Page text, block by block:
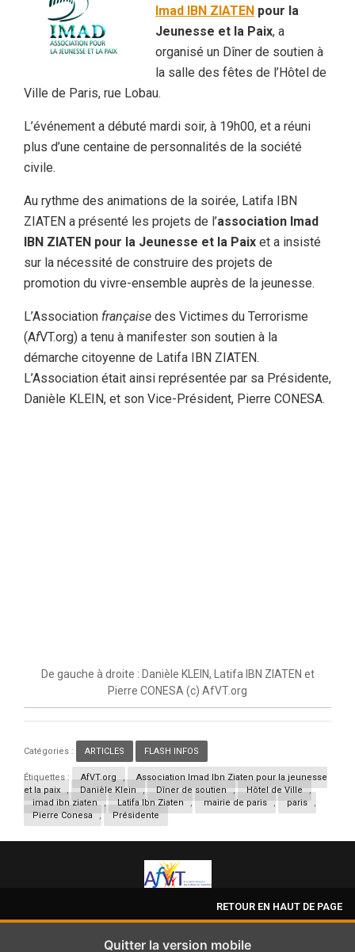
Imad IBN ZIATEN pour la
Jeunesse et la Paix, a
organisé un Dîner de soutien à
la salle des fêtes de l’Hôtel de
Ville de Paris, rue Lobau.
L’événement a débuté mardi soir, à 19h00, et a réuni
plus d’une centaine de personnalités de la société
civile.
Au rythme des animations de la soirée, Latifa IBN
ZIATEN a présenté les projets de l’association Imad
IBN ZIATEN pour la Jeunesse et la Paix et a insisté
sur la nécessité de construire des projets de
promotion du vivre-ensemble auprès de la jeunesse.
L’Association française des Victimes du Terrorisme
(AfVT.org) a tenu à manifester son soutien à la
démarche citoyenne de Latifa IBN ZIATEN.
L’Association était ainsi représentée par sa Présidente,
Danièle KLEIN, et son Vice-Président, Pierre CONESA.
De gauche à droite : Danièle KLEIN, Latifa IBN ZIATEN et
Pierre CONESA (c) AfVT.org
Catégories : ARTICLES FLASH INFOS
Étiquettes : AfVT.org ,
Association Imad Ibn Ziaten pour la jeunesse
et la paix
, Danièle Klein , Dîner de soutien , Hôtel de Ville
,
imad ibn ziaten
, Latifa Ibn Ziaten , mairie de paris , paris
,
Pierre Conesa
, Présidente
RETOUR EN HAUT DE PAGE
Quitter la version mobile